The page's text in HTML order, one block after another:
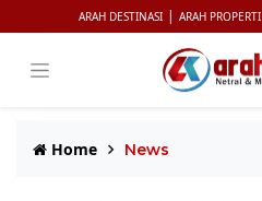
ARAH DESTINASI | ARAH PROPERTI
Home News